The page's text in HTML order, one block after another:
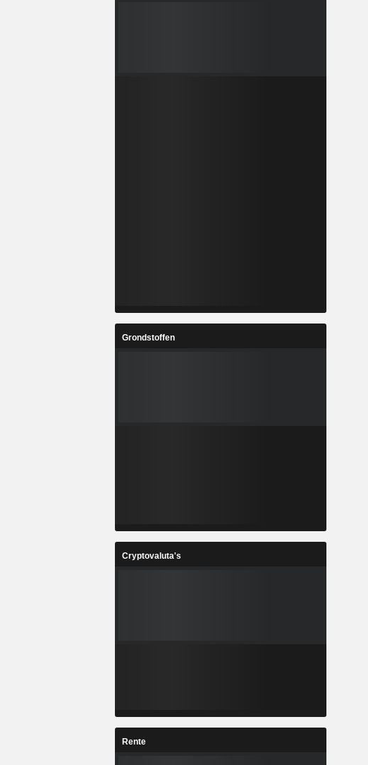
Grondstoffen
Cryptovaluta's
Rente